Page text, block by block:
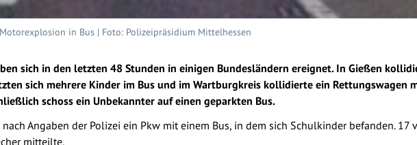
in Bus | Foto: Polizeipräsidium Mittelhessen
sich in den letzten 48 Stunden in einigen Bundesländern ereignet. In Gießen
sich mehrere Kinder im Bus und im Wartburgkreis kollidierte ein Rettungswagen
schoss ein Unbekannter auf einen geparkten Bus.
Angaben der Polizei ein Pkw mit einem Bus, in dem sich Schulkinder befanden. 17
mitteilte.